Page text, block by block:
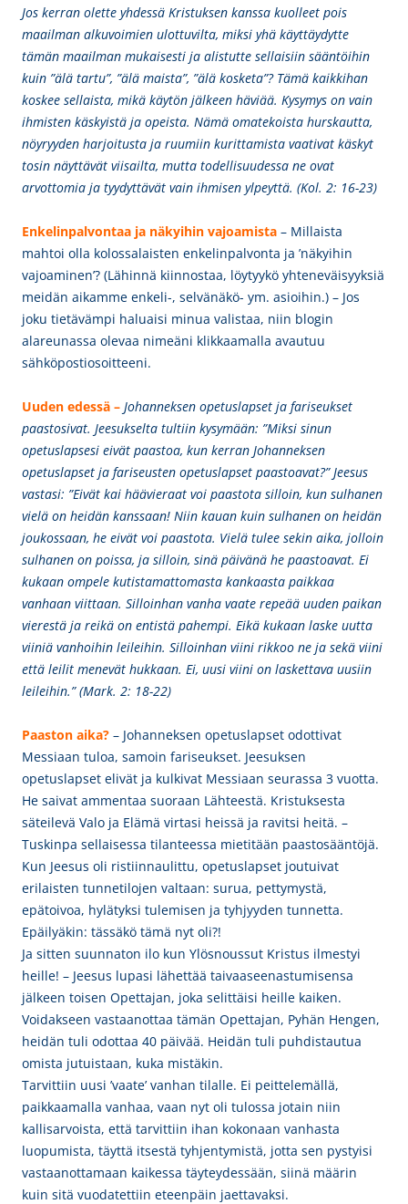
Jos kerran olette yhdessä Kristuksen kanssa kuolleet pois
maailman alkuvoimien ulottuvilta, miksi yhä käyttäydytte
tämän maailman mukaisesti ja alistutte sellaisiin sääntöihin
kuin ”älä tartu”, ”älä maista”, ”älä kosketa”? Tämä kaikkihan
koskee sellaista, mikä käytön jälkeen häviää. Kysymys on vain
ihmisten käskyistä ja opeista. Nämä omatekoista hurskautta,
nöyryyden harjoitusta ja ruumiin kurittamista vaativat käskyt
tosin näyttävät viisailta, mutta todellisuudessa ne ovat
arvottomia ja tyydyttävät vain ihmisen ylpeyttä. (Kol. 2: 16-23)
Enkelinpalvontaa ja näkyihin vajoamista – Millaista
mahtoi olla kolossalaisten enkelinpalvonta ja ’näkyihin
vajoaminen’? (Lähinnä kiinnostaa, löytyykö yhteneväisyyksiä
meidän aikamme enkeli-, selvänäkö- ym. asioihin.) – Jos
joku tietävämpi haluaisi minua valistaa, niin blogin
alareunassa olevaa nimeäni klikkaamalla avautuu
sähköpostiosoitteeni.
Uuden edessä – Johanneksen opetuslapset ja fariseukset
paastosivat. Jeesukselta tultiin kysymään: ”Miksi sinun
opetuslapsesi eivät paastoa, kun kerran Johanneksen
opetuslapset ja fariseusten opetuslapset paastoavat?” Jeesus
vastasi: ”Eivät kai häävieraat voi paastota silloin, kun sulhanen
vielä on heidän kanssaan! Niin kauan kuin sulhanen on heidän
joukossaan, he eivät voi paastota. Vielä tulee sekin aika, jolloin
sulhanen on poissa, ja silloin, sinä päivänä he paastoavat. Ei
kukaan ompele kutistamattomasta kankaasta paikkaa
vanhaan viittaan. Silloinhan vanha vaate repeää uuden paikan
vierestä ja reikä on entistä pahempi. Eikä kukaan laske uutta
viiniä vanhoihin leileihin. Silloinhan viini rikkoo ne ja sekä viini
että leilit menevät hukkaan. Ei, uusi viini on laskettava uusiin
leileihin.” (Mark. 2: 18-22)
Paaston aika? – Johanneksen opetuslapset odottivat
Messiaan tuloa, samoin fariseukset. Jeesuksen
opetuslapset elivät ja kulkivat Messiaan seurassa 3 vuotta.
He saivat ammentaa suoraan Lähteestä. Kristuksesta
säteilevä Valo ja Elämä virtasi heissä ja ravitsi heitä. –
Tuskinpa sellaisessa tilanteessa mietitään paastosääntöjä.
Kun Jeesus oli ristiinnaulittu, opetuslapset joutuivat
erilaisten tunnetilojen valtaan: surua, pettymystä,
epätoivoa, hylätyksi tulemisen ja tyhjyyden tunnetta.
Epäilyäkin: tässäkö tämä nyt oli?!
Ja sitten suunnaton ilo kun Ylösnoussut Kristus ilmestyi
heille! – Jeesus lupasi lähettää taivaaseenastumisensa
jälkeen toisen Opettajan, joka selittäisi heille kaiken.
Voidakseen vastaanottaa tämän Opettajan, Pyhän Hengen,
heidän tuli odottaa 40 päivää. Heidän tuli puhdistautua
omista jutuistaan, kuka mistäkin.
Tarvittiin uusi ’vaate’ vanhan tilalle. Ei peittelemällä,
paikkaamalla vanhaa, vaan nyt oli tulossa jotain niin
kallisarvoista, että tarvittiin ihan kokonaan vanhasta
luopumista, täyttä itsestä tyhjentymistä, jotta sen pystyisi
vastaanottamaan kaikessa täyteydessään, siinä määrin
kuin sitä vuodatettiin eteenpäin jaettavaksi.